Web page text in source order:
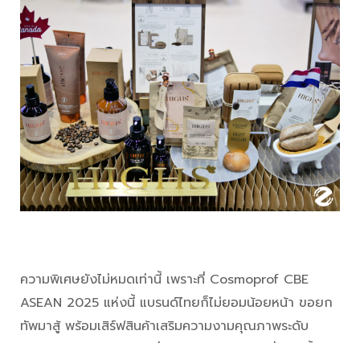
ความพิเศษยังไม่หมดเท่านี้ เพราะที่ Cosmoprof CBE
ASEAN 2025 แห่งนี้ แบรนด์ไทยก็ไม่ยอมน้อยหน้า ขอยก
ทัพมาสู้ พร้อมเสิร์ฟสินค้าเสริมความงามคุณภาพระดับ